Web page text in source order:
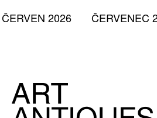
ČERVENEC
ČERVEN 2026